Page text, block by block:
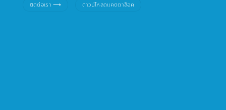
ติดต่อเรา ⟶ ดาวน์โหลดแคตตาล็อค